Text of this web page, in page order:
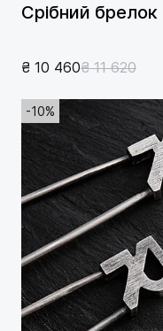
Срібний брелок
₴ 10 460₴ 11 620
-10%